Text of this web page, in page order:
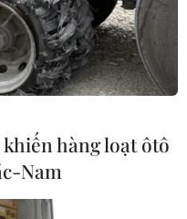
hàng loạt ôtô
Nam